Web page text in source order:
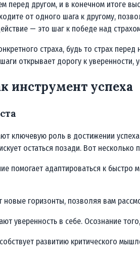
перед другом, и в конечном итоге
от одного шага к другому,
— это шаг к победе над
страха, будь то страх
открывает дорогу к уверенности,
инструмент успеха
ключевую роль в достижении
остаться позади. Вот
помогает адаптироваться к
горизонты, позволяя вам
уверенность в себе. Осознание
развитию критического